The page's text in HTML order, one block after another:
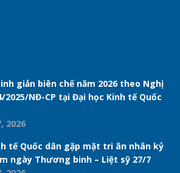
giản biên chế năm 2026 theo Nghị
2025/NĐ-CP tại Đại học Kinh tế Quốc
2026
tế Quốc dân gặp mặt tri ân nhân kỷ
ngày Thương binh – Liệt sỹ 27/7